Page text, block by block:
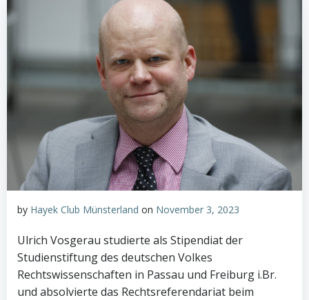
by Hayek Club Münsterland on November 3, 2023
Ulrich Vosgerau studierte als Stipendiat der
Studienstiftung des deutschen Volkes
Rechtswissenschaften in Passau und Freiburg i.Br.
und absolvierte das Rechtsreferendariat beim